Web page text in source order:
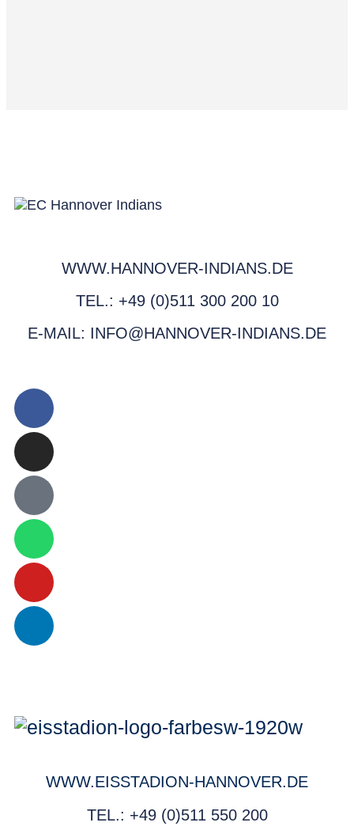
WWW.HANNOVER-INDIANS.DE
TEL.: +49 (0)511 300 200 10
E-MAIL: INFO@HANNOVER-INDIANS.DE
WWW.EISSTADION-HANNOVER.DE
TEL.: +49 (0)511 550 200